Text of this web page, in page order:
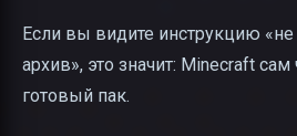
Если вы видите инструкцию
архив», это значит: Minecraft сам
готовый пак.